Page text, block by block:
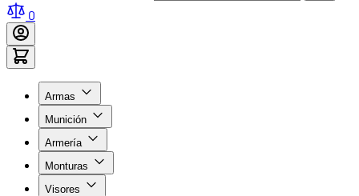
0
Armas
Munición
Armería
Monturas
Visores